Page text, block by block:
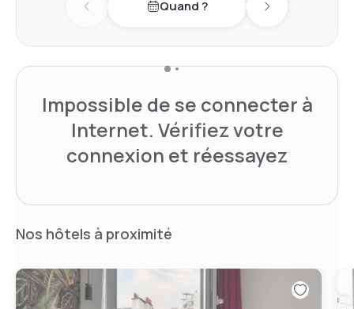
Previous dayQuand ? Next day
Impossible de se connecter à
Internet. Vérifiez votre
connexion et réessayez
Nos hôtels à proximité